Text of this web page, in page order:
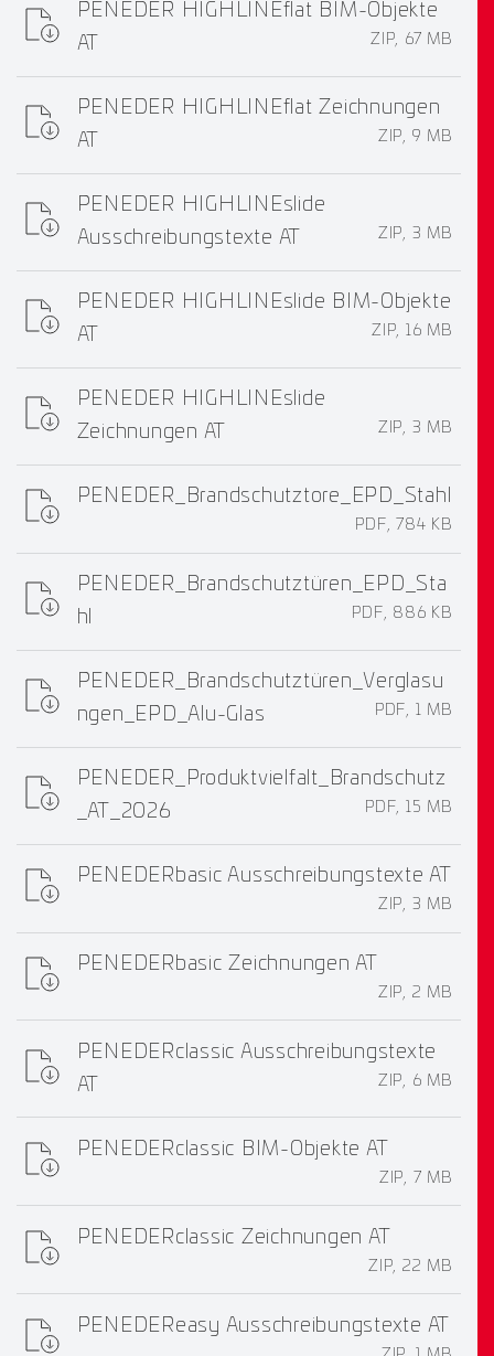
PENEDER HIGHLINEflat BIM-Objekte
AT
ZIP, 67 MB
PENEDER HIGHLINEflat Zeichnungen
AT
ZIP, 9 MB
PENEDER HIGHLINEslide
Ausschreibungstexte AT
ZIP, 3 MB
PENEDER HIGHLINEslide BIM-Objekte
AT
ZIP, 16 MB
PENEDER HIGHLINEslide
Zeichnungen AT
ZIP, 3 MB
PENEDER_Brandschutztore_EPD_Stahl
PDF, 784 KB
PENEDER_Brandschutztüren_EPD_Sta
hl
PDF, 886 KB
PENEDER_Brandschutztüren_Verglasu
ngen_EPD_Alu-Glas
PDF, 1 MB
PENEDER_Produktvielfalt_Brandschutz
_AT_2026
PDF, 15 MB
PENEDERbasic Ausschreibungstexte AT
ZIP, 3 MB
PENEDERbasic Zeichnungen AT
ZIP, 2 MB
PENEDERclassic Ausschreibungstexte
AT
ZIP, 6 MB
PENEDERclassic BIM-Objekte AT
ZIP, 7 MB
PENEDERclassic Zeichnungen AT
ZIP, 22 MB
PENEDEReasy Ausschreibungstexte AT